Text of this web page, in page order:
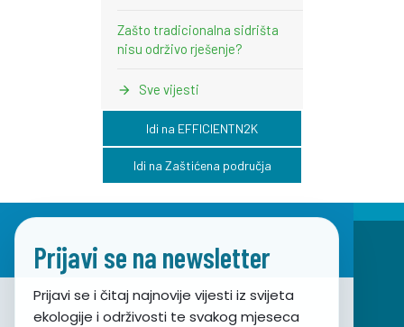
Zašto tradicionalna sidrišta
nisu održivo rješenje?
Sve vijesti
Idi na EFFICIENTN2K
Idi na Zaštićena područja
Prijavi se na newsletter
Prijavi se i čitaj najnovije vijesti iz svijeta
ekologije i održivosti te svakog mjeseca